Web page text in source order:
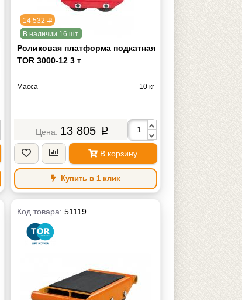
14 532p
В наличии 16 шт.
Роликовая платформа подкатная
TOR 3000-12 3 т
Масса 10 кг
13 805 p
В корзину
Купить в 1 клик
Код товара:51119